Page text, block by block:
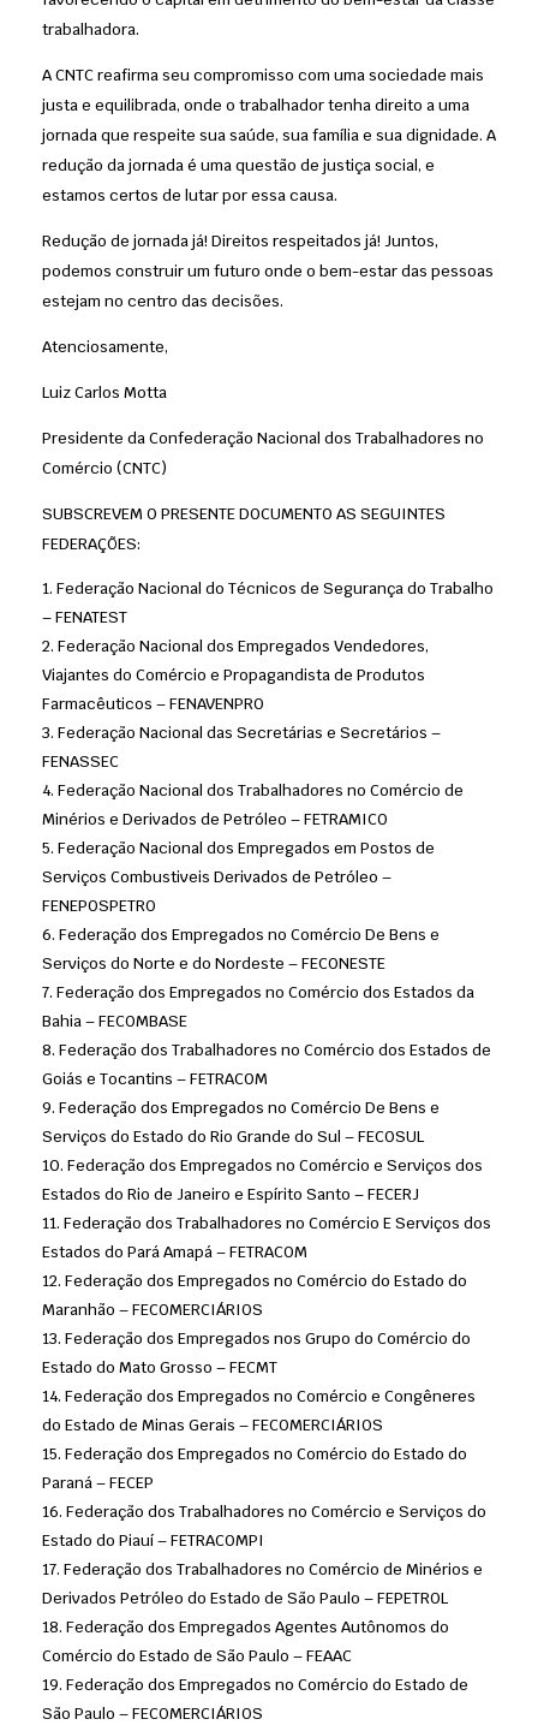
trabalhadora.
A CNTC reafirma seu compromisso com uma sociedade mais
justa e equilibrada, onde o trabalhador tenha direito a uma
jornada que respeite sua saúde, sua família e sua dignidade. A
redução da jornada é uma questão de justiça social, e
estamos certos de lutar por essa causa.
Redução de jornada já! Direitos respeitados já! Juntos,
podemos construir um futuro onde o bem-estar das pessoas
estejam no centro das decisões.
Atenciosamente,
Luiz Carlos Motta
Presidente da Confederação Nacional dos Trabalhadores no
Comércio (CNTC)
SUBSCREVEM O PRESENTE DOCUMENTO AS SEGUINTES
FEDERAÇÕES:
Federação Nacional do Técnicos de Segurança do Trabalho
– FENATEST
Federação Nacional dos Empregados Vendedores,
Viajantes do Comércio e Propagandista de Produtos
Farmacêuticos – FENAVENPRO
Federação Nacional das Secretárias e Secretários –
FENASSEC
Federação Nacional dos Trabalhadores no Comércio de
Minérios e Derivados de Petróleo – FETRAMICO
Federação Nacional dos Empregados em Postos de
Serviços Combustiveis Derivados de Petróleo –
FENEPOSPETRO
Federação dos Empregados no Comércio De Bens e
Serviços do Norte e do Nordeste – FECONESTE
Federação dos Empregados no Comércio dos Estados da
Bahia – FECOMBASE
Federação dos Trabalhadores no Comércio dos Estados de
Goiás e Tocantins – FETRACOM
Federação dos Empregados no Comércio De Bens e
Serviços do Estado do Rio Grande do Sul – FECOSUL
Federação dos Empregados no Comércio e Serviços dos
Estados do Rio de Janeiro e Espírito Santo – FECERJ
Federação dos Trabalhadores no Comércio E Serviços dos
Estados do Pará Amapá – FETRACOM
Federação dos Empregados no Comércio do Estado do
Maranhão – FECOMERCIÁRIOS
Federação dos Empregados nos Grupo do Comércio do
Estado do Mato Grosso – FECMT
Federação dos Empregados no Comércio e Congêneres
do Estado de Minas Gerais – FECOMERCIÁRIOS
Federação dos Empregados no Comércio do Estado do
Paraná – FECEP
Federação dos Trabalhadores no Comércio e Serviços do
Estado do Piauí – FETRACOMPI
Federação dos Trabalhadores no Comércio de Minérios e
Derivados Petróleo do Estado de São Paulo – FEPETROL
Federação dos Empregados Agentes Autônomos do
Comércio do Estado de São Paulo – FEAAC
Federação dos Empregados no Comércio do Estado de
São Paulo – FECOMERCIÁRIOS